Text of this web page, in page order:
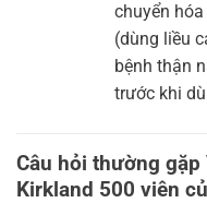
chuyển
(dùng liều
bệnh thận
trước khi
Câu hỏi thường gặp
Kirkland 500 viên